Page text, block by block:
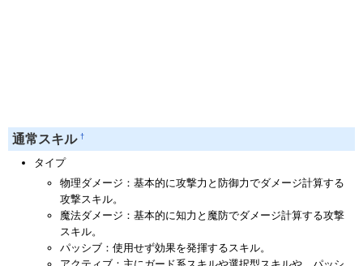
通常スキル †
タイプ
物理ダメージ：基本的に攻撃力と防御力でダメージ計算する
攻撃スキル。
魔法ダメージ：基本的に知力と魔防でダメージ計算する攻撃
スキル。
パッシブ：使用せず効果を発揮するスキル。